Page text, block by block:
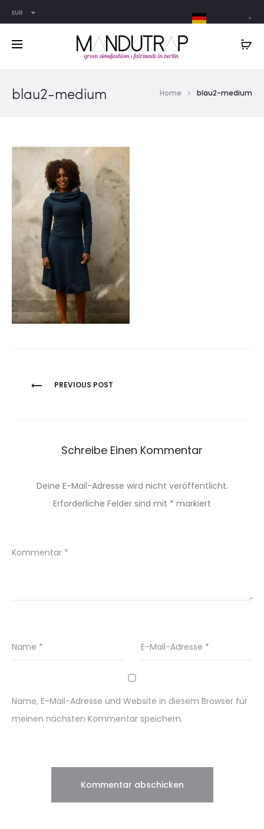
EUR
blau2-medium Home blau2-medium
Beitragsnavigation
PREVIOUS POST
Schreibe Einen Kommentar
Deine E-Mail-Adresse wird nicht veröffentlicht.
Erforderliche Felder sind mit * markiert
Kommentar *
Name * E-Mail-Adresse *
Name, E-Mail-Adresse und Website in diesem Browser für
meinen nächsten Kommentar speichern.
▼